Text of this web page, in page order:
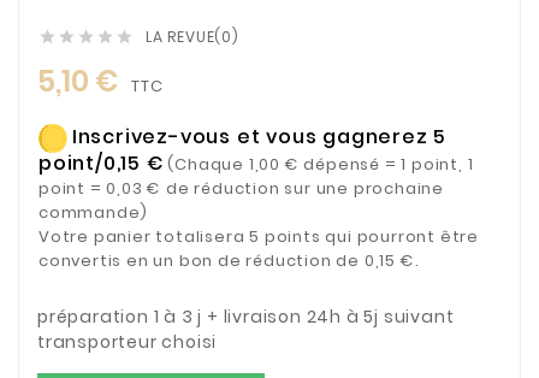
     LA REVUE(0)
5,10 € TTC
Inscrivez-vous et vous gagnerez 5
point/0,15 € (Chaque 1,00 € dépensé = 1 point, 1
point = 0,03 € de réduction sur une prochaine
commande)
Votre panier totalisera 5 points qui pourront être
convertis en un bon de réduction de 0,15 €.
préparation 1 à 3 j + livraison 24h à 5j suivant
transporteur choisi